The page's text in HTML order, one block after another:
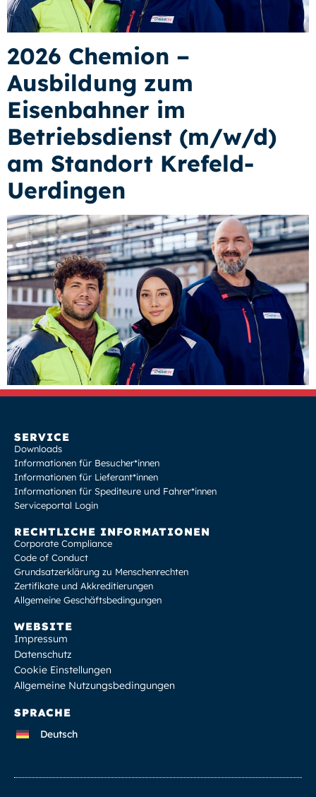
2026 Chemion –
Ausbildung zum
Eisenbahner im
Betriebsdienst (m/w/d)
am Standort Krefeld-
Uerdingen
SERVICE
Downloads
Informationen für Besucher*innen
Informationen für Lieferant*innen
Informationen für Spediteure und Fahrer*innen
Serviceportal Login
RECHTLICHE INFORMATIONEN
Corporate Compliance
Code of Conduct
Grundsatzerklärung zu Menschenrechten
Zertifikate und Akkreditierungen
Allgemeine Geschäftsbedingungen
WEBSITE
Impressum
Datenschutz
Cookie Einstellungen
Allgemeine Nutzungsbedingungen
SPRACHE
Deutsch